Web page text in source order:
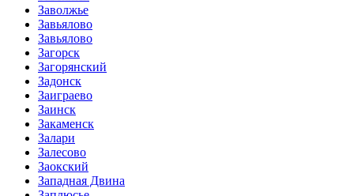
Заволжье
Завьялово
Завьялово
Загорск
Загорянский
Задонск
Заиграево
Заинск
Закаменск
Залари
Залесово
Заокский
Западная Двина